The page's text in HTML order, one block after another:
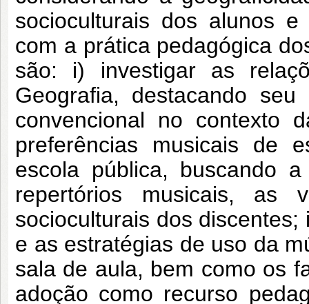
socioculturais dos alunos
com a prática pedagógica
são: i) investigar as
Geografia, destacando
convencional no contexto
preferências musicais de
escola pública, buscando
repertórios musicais, as
socioculturais dos
e as estratégias de uso da
sala de aula, bem como os
adoção como recurso